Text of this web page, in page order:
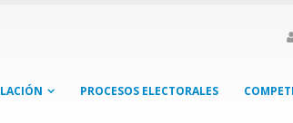
PROCESOS ELECTORALES